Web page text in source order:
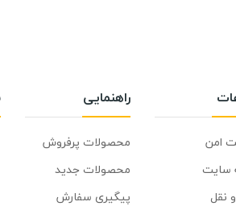
امن
سایت
نقل
راهنمایی
محصولات پرفروش
محصولات جدید
پیگیری سفارش